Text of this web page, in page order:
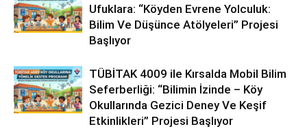
Ufuklara: “Köyden Evrene Yolculuk:
Bilim Ve Düşünce Atölyeleri” Projesi
Başlıyor
TÜBİTAK 4009 ile Kırsalda Mobil Bilim
Seferberliği: “Bilimin İzinde – Köy
Okullarında Gezici Deney Ve Keşif
Etkinlikleri” Projesi Başlıyor